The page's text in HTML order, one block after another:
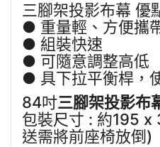
三腳架投影布幕 優
● 重量輕、方便攜
● 組裝快速
● 可隨意調整高低
● 具下拉平衡桿，
84吋三腳架投影布
包裝尺寸 : 約195
送需將前座椅放倒)